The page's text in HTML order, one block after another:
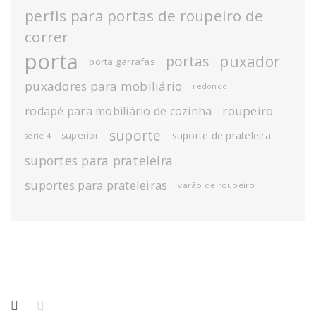
perfis para portas de roupeiro de
correr
porta porta garrafas portas puxador
puxadores para mobiliário redondo
rodapé para mobiliário de cozinha roupeiro
serie 4 superior suporte suporte de prateleira
suportes para prateleira
suportes para prateleiras varão de roupeiro